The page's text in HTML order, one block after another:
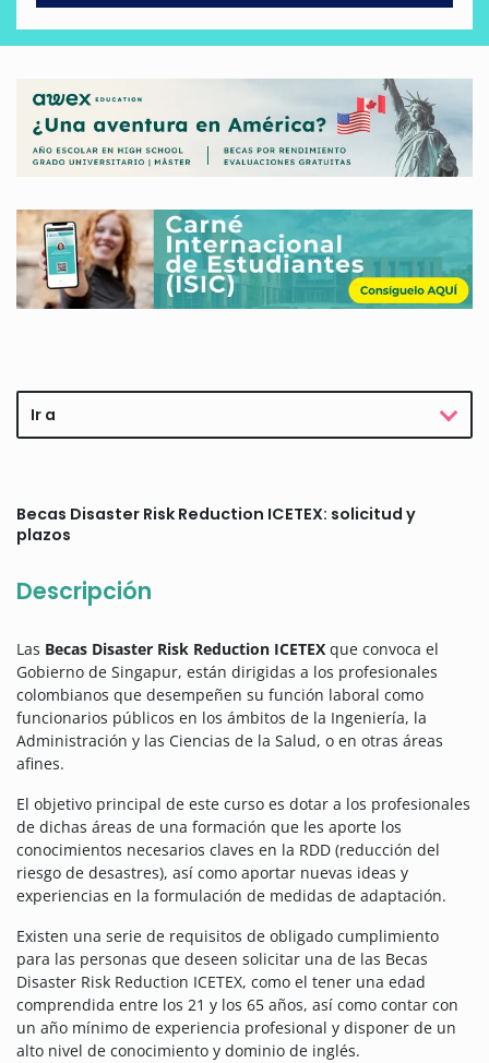
Ir a
Becas Disaster Risk Reduction ICETEX: solicitud y
plazos
Descripción
Las Becas Disaster Risk Reduction ICETEX que convoca el
Gobierno de Singapur, están dirigidas a los profesionales
colombianos que desempeñen su función laboral como
funcionarios públicos en los ámbitos de la Ingeniería, la
Administración y las Ciencias de la Salud, o en otras áreas
afines.
El objetivo principal de este curso es dotar a los profesionales
de dichas áreas de una formación que les aporte los
conocimientos necesarios claves en la RDD (reducción del
riesgo de desastres), así como aportar nuevas ideas y
experiencias en la formulación de medidas de adaptación.
Existen una serie de requisitos de obligado cumplimiento
para las personas que deseen solicitar una de las Becas
Disaster Risk Reduction ICETEX, como el tener una edad
comprendida entre los 21 y los 65 años, así como contar con
un año mínimo de experiencia profesional y disponer de un
alto nivel de conocimiento y dominio de inglés.